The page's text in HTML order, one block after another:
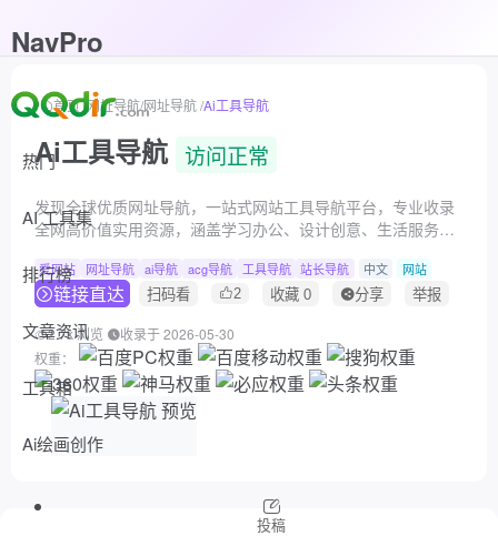
NavPro
热门
AI 工具集
排行榜
文章资讯
工具箱
Ai绘画创作
投稿
首页/网址导航/网址导航/Ai工具导航
Ai工具导航 访问正常
发现全球优质网址导航，一站式网站工具导航平台，专业收录
全网高价值实用资源，涵盖学习办公、设计创意、生活服务、
址，为用户提供便捷省心的网站资源检索与推荐服务。
爱网站 网址导航 ai导航 acg导航 工具导航 站长导航 中文 网站
链接直达 扫码看 2 收藏 0 分享 举报
2.7k 浏览
收录于 2026-05-30
权重：